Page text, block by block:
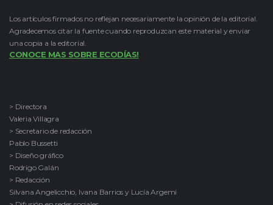
Los artículos firmados no reflejan necesariamente la opinión de la editorial.
Agradecemos citar la fuente cuando reproduzcan este material y enviar
una copia a la editorial.
CONOCE MAS SOBRE ECODÍAS!
> Directora
Valeria Villagra
> Secretario de redacción
Pablo Bussetti
> Diseño gráfico
Rodrigo Galán
> Redacción
Silvana Angelicchio, Ivana Barrios y Lucía Argemi